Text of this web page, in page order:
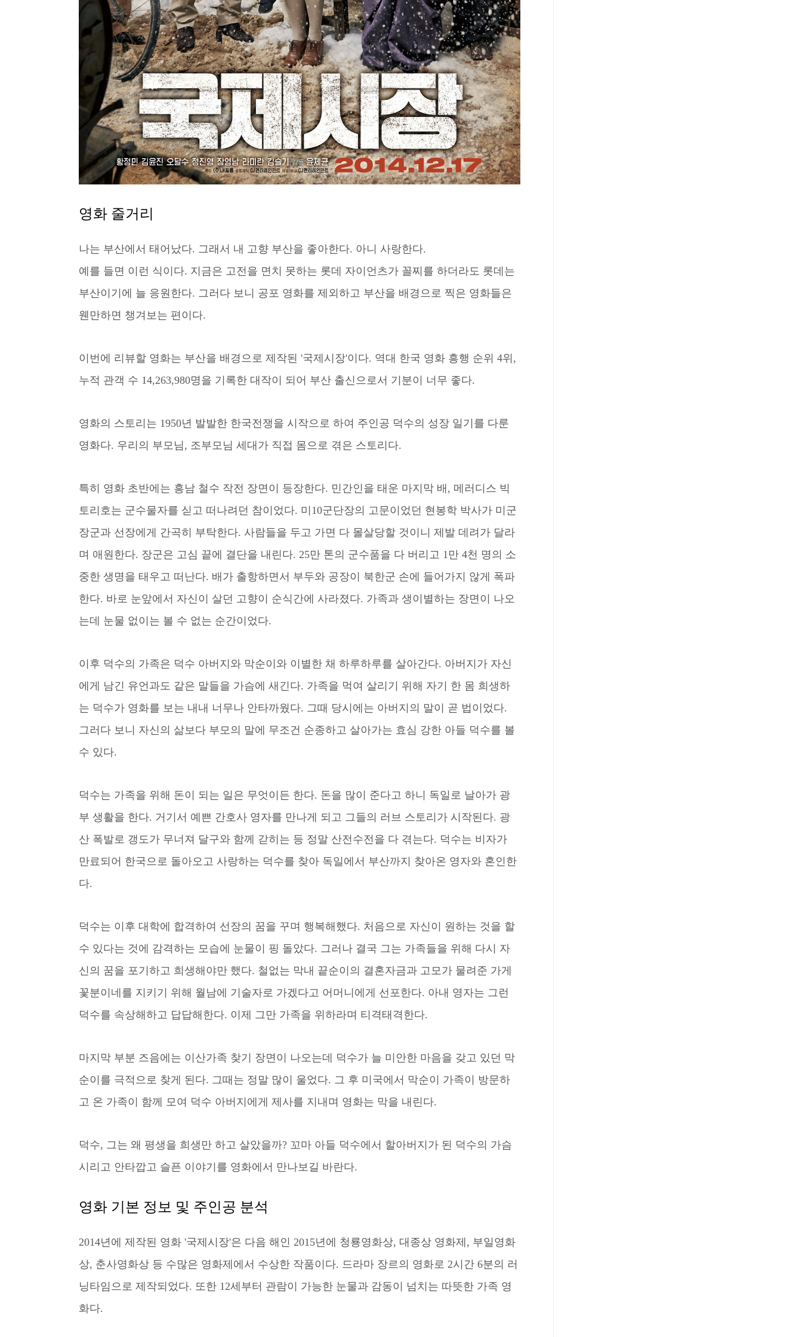
영화 줄거리
나는 부산에서 태어났다. 그래서 내 고향 부산을 좋아한다. 아니 사랑한다.
예를 들면 이런 식이다. 지금은 고전을 면치 못하는 롯데 자이언츠가 꼴찌를 하더라도 롯데는
부산이기에 늘 응원한다. 그러다 보니 공포 영화를 제외하고 부산을 배경으로 찍은 영화들은
웬만하면 챙겨보는 편이다.
이번에 리뷰할 영화는 부산을 배경으로 제작된 '국제시장'이다. 역대 한국 영화 흥행 순위 4위,
누적 관객 수 14,263,980명을 기록한 대작이 되어 부산 출신으로서 기분이 너무 좋다.
영화의 스토리는 1950년 발발한 한국전쟁을 시작으로 하여 주인공 덕수의 성장 일기를 다룬
영화다. 우리의 부모님, 조부모님 세대가 직접 몸으로 겪은 스토리다.
특히 영화 초반에는 흥남 철수 작전 장면이 등장한다. 민간인을 태운 마지막 배, 메러디스 빅
토리호는 군수물자를 싣고 떠나려던 참이었다. 미10군단장의 고문이었던 현봉학 박사가 미군
장군과 선장에게 간곡히 부탁한다. 사람들을 두고 가면 다 몰살당할 것이니 제발 데려가 달라
며 애원한다. 장군은 고심 끝에 결단을 내린다. 25만 톤의 군수품을 다 버리고 1만 4천 명의 소
중한 생명을 태우고 떠난다. 배가 출항하면서 부두와 공장이 북한군 손에 들어가지 않게 폭파
한다. 바로 눈앞에서 자신이 살던 고향이 순식간에 사라졌다. 가족과 생이별하는 장면이 나오
는데 눈물 없이는 볼 수 없는 순간이었다.
이후 덕수의 가족은 덕수 아버지와 막순이와 이별한 채 하루하루를 살아간다. 아버지가 자신
에게 남긴 유언과도 같은 말들을 가슴에 새긴다. 가족을 먹여 살리기 위해 자기 한 몸 희생하
는 덕수가 영화를 보는 내내 너무나 안타까웠다. 그때 당시에는 아버지의 말이 곧 법이었다.
그러다 보니 자신의 삶보다 부모의 말에 무조건 순종하고 살아가는 효심 강한 아들 덕수를 볼
수 있다.
덕수는 가족을 위해 돈이 되는 일은 무엇이든 한다. 돈을 많이 준다고 하니 독일로 날아가 광
부 생활을 한다. 거기서 예쁜 간호사 영자를 만나게 되고 그들의 러브 스토리가 시작된다. 광
산 폭발로 갱도가 무너져 달구와 함께 갇히는 등 정말 산전수전을 다 겪는다. 덕수는 비자가
만료되어 한국으로 돌아오고 사랑하는 덕수를 찾아 독일에서 부산까지 찾아온 영자와 혼인한
다.
덕수는 이후 대학에 합격하여 선장의 꿈을 꾸며 행복해했다. 처음으로 자신이 원하는 것을 할
수 있다는 것에 감격하는 모습에 눈물이 핑 돌았다. 그러나 결국 그는 가족들을 위해 다시 자
신의 꿈을 포기하고 희생해야만 했다. 철없는 막내 끝순이의 결혼자금과 고모가 물려준 가게
꽃분이네를 지키기 위해 월남에 기술자로 가겠다고 어머니에게 선포한다. 아내 영자는 그런
덕수를 속상해하고 답답해한다. 이제 그만 가족을 위하라며 티격태격한다.
마지막 부분 즈음에는 이산가족 찾기 장면이 나오는데 덕수가 늘 미안한 마음을 갖고 있던 막
순이를 극적으로 찾게 된다. 그때는 정말 많이 울었다. 그 후 미국에서 막순이 가족이 방문하
고 온 가족이 함께 모여 덕수 아버지에게 제사를 지내며 영화는 막을 내린다.
덕수, 그는 왜 평생을 희생만 하고 살았을까? 꼬마 아들 덕수에서 할아버지가 된 덕수의 가슴
시리고 안타깝고 슬픈 이야기를 영화에서 만나보길 바란다.
영화 기본 정보 및 주인공 분석
2014년에 제작된 영화 '국제시장'은 다음 해인 2015년에 청룡영화상, 대종상 영화제, 부일영화
상, 춘사영화상 등 수많은 영화제에서 수상한 작품이다. 드라마 장르의 영화로 2시간 6분의 러
닝타임으로 제작되었다. 또한 12세부터 관람이 가능한 눈물과 감동이 넘치는 따뜻한 가족 영
화다.